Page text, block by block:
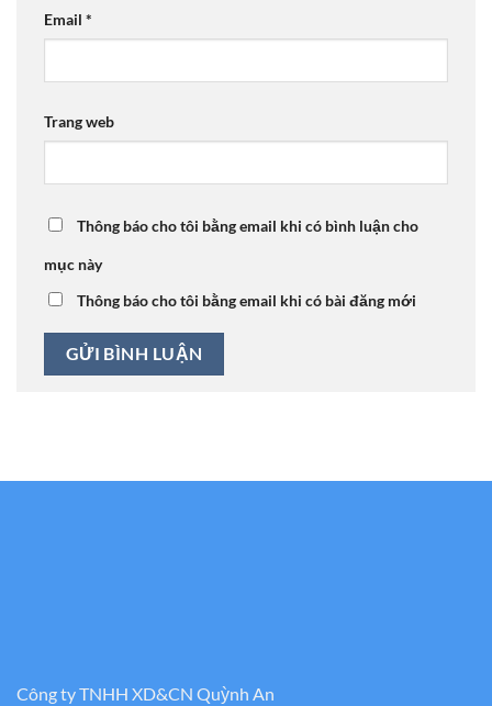
Email *
Trang web
Thông báo cho tôi bằng email khi có bình luận cho
mục này
Thông báo cho tôi bằng email khi có bài đăng mới
Công ty TNHH XD&CN Quỳnh An